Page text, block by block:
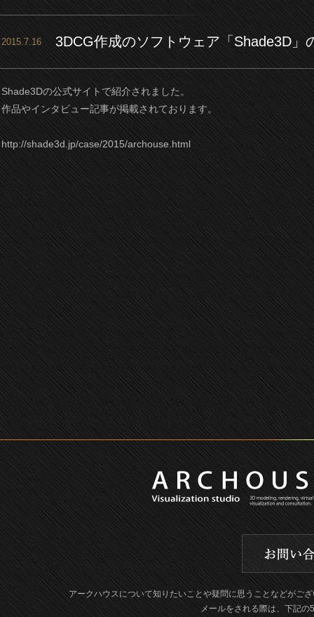
2015.7.16 3DCG作成のソフトウェア「Shade3D」
Shade3Dの公式サイトで紹介されました。
作品やインタビュー記事が掲載されております。
http://shade3d.jp/case/2015/archouse.html
アークハウスについて知りたいことや疑問に思うことなどがご
メールをされる際は、下記